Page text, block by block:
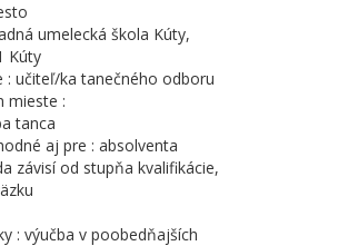
umelecká škola Kúty,
Kúty
: učiteľ/ka tanečného odboru
mieste :
tanca
aj pre : absolventa
závisí od stupňa kvalifikácie,
: výučba v poobedňajších